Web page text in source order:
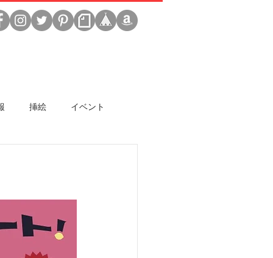
挿絵 イベント